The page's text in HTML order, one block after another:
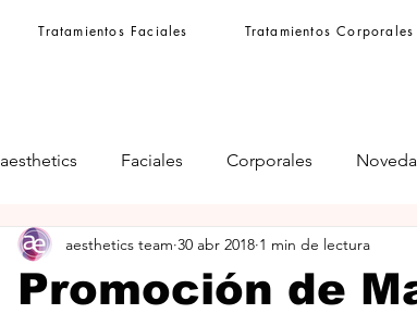
Tratamientos Faciales Tratamientos Corporales
aesthetics Faciales Corporales
Promoción de
aesthetics team 30 abr 2018 1 min de lectura